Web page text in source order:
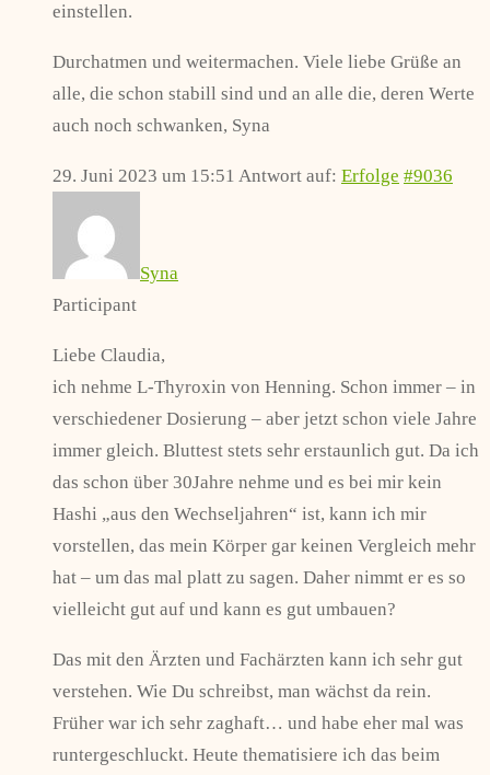
einstellen.
Durchatmen und weitermachen. Viele liebe Grüße an
alle, die schon stabill sind und an alle die, deren Werte
auch noch schwanken, Syna
29. Juni 2023 um 15:51 Antwort auf: Erfolge #9036
Syna
Participant
Liebe Claudia,
ich nehme L-Thyroxin von Henning. Schon immer – in
verschiedener Dosierung – aber jetzt schon viele Jahre
immer gleich. Bluttest stets sehr erstaunlich gut. Da ich
das schon über 30Jahre nehme und es bei mir kein
Hashi „aus den Wechseljahren“ ist, kann ich mir
vorstellen, das mein Körper gar keinen Vergleich mehr
hat – um das mal platt zu sagen. Daher nimmt er es so
vielleicht gut auf und kann es gut umbauen?
Das mit den Ärzten und Fachärzten kann ich sehr gut
verstehen. Wie Du schreibst, man wächst da rein.
Früher war ich sehr zaghaft… und habe eher mal was
runtergeschluckt. Heute thematisiere ich das beim